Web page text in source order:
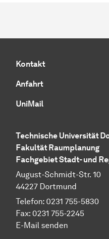
Kontakt
Anfahrt
UniMail
Technische Uni­ver­si­tät
Fa­kul­tät Raum­pla­nung
Fachgebiet Stadt- und
August-Schmidt-Str. 10
44227 Dort­mund
Telefon: 0231 755-5830
Fax: 0231 755-2245
E-Mail senden